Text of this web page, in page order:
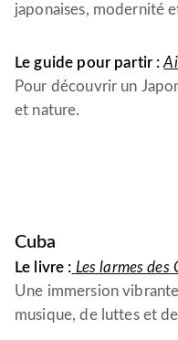
japonaises, modernité
Le guide pour partir :
Pour découvrir un
et nature.
Cuba
Le livre : Les larmes des
Une immersion
musique, de luttes et